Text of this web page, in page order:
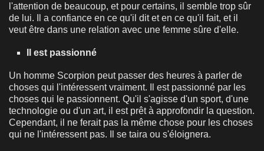
l'attention de beaucoup, et pour certains, il semble trop sûr
de lui. Il a confiance en ce qu'il dit et en ce qu'il fait, et il
veut être dans une relation avec une femme sûre d'elle.
Il est passionné
Un homme Scorpion peut passer des heures à parler de
choses qui l'intéressent vraiment. Il est passionné par les
choses qui le passionnent. Qu'il s'agisse d'un sport, d'une
technologie ou d'un art, il est prêt à approfondir la question.
Cependant, il ne ferait pas la même chose pour les choses
qui ne l'intéressent pas. Il se taira ou s'éloignera.